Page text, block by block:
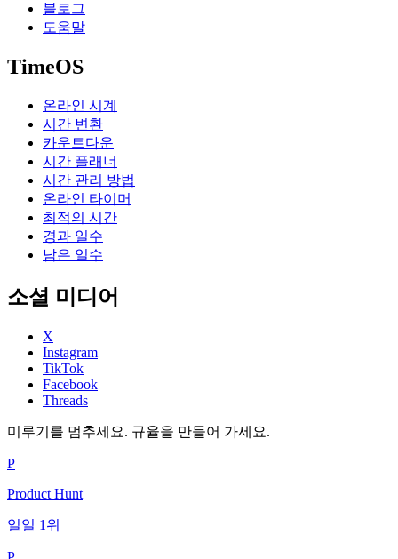
블로그
도움말
TimeOS
온라인 시계
시간 변환
카운트다운
시간 플래너
시간 관리 방법
온라인 타이머
최적의 시간
경과 일수
남은 일수
소셜 미디어
X
Instagram
TikTok
Facebook
Threads
미루기를 멈추세요. 규율을 만들어 가세요.
P
Product Hunt
일일 1위